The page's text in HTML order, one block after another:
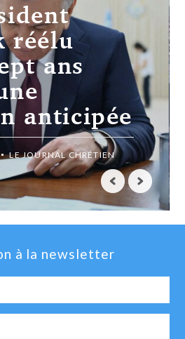
réélu
ans
anticipée
LE JOURNAL CHRÉTIEN
à la newsletter